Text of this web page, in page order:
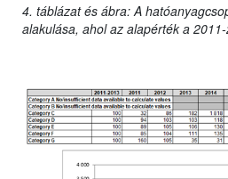
4. táblázat és ábra: A
alakulása, ahol az alapérték a